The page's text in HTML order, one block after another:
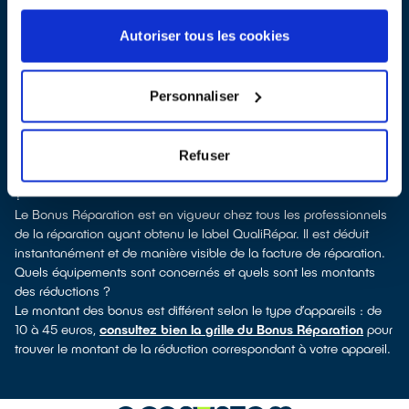
Autoriser tous les cookies
Personnaliser
Refuser
labellisés QualiRépar. En cliquant sur la fiche détaillée du
réparateur, vous verrez pour quels types d’appareils ce
électroménager, télévision, téléphone mobile, outils électriques : à
chaque famille d’appareils son réparateur spécialisé et labellisé
QualiRépar.
Comment bénéficier du Bonus Réparation à Beaumont-sur-Oise
?
Le Bonus Réparation est en vigueur chez tous les professionnels
de la réparation ayant obtenu le label QualiRépar. Il est déduit
instantanément et de manière visible de la facture de réparation.
Quels équipements sont concernés et quels sont les montants
des réductions ?
Le montant des bonus est différent selon le type d’appareils : de
10 à 45 euros, consultez bien la grille du Bonus Réparation pour
trouver le montant de la réduction correspondant à votre appareil.